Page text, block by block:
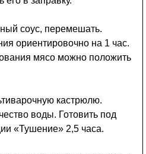
соус, перемешать.
ориентировочно на 1 час.
мясо можно положить
кастрюлю.
воды. Готовить под
«Тушение» 2,5 часа.